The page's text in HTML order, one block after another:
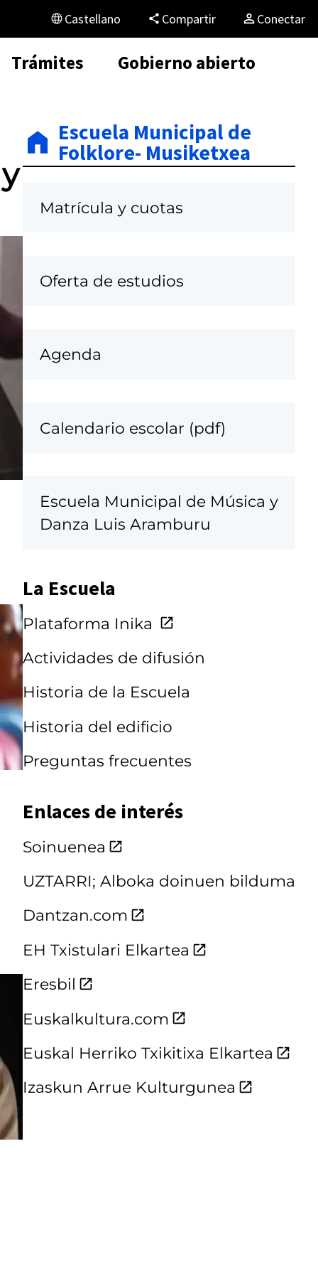
Castellano Compartir Conectar
Trámites Gobierno abierto
Escuela Municipal de
Folklore- Musiketxea
Matrícula y cuotas
Oferta de estudios
Agenda
Calendario escolar (pdf)
Escuela Municipal de Música y
Danza Luis Aramburu
La Escuela
Plataforma Inika
Actividades de difusión
Historia de la Escuela
Historia del edificio
Preguntas frecuentes
Enlaces de interés
Soinuenea
UZTARRI; Alboka doinuen bilduma
Dantzan.com
EH Txistulari Elkartea
Eresbil
Euskalkultura.com
Euskal Herriko Txikitixa Elkartea
Izaskun Arrue Kulturgunea